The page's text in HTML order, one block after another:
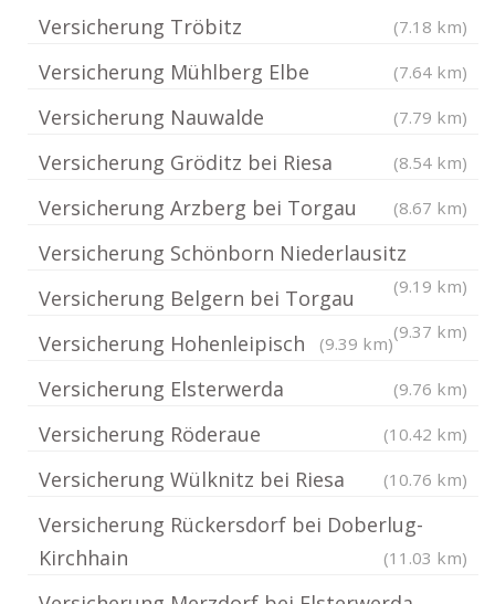
Versicherung Tröbitz (7.18 km)
Versicherung Mühlberg Elbe (7.64 km)
Versicherung Nauwalde (7.79 km)
Versicherung Gröditz bei Riesa (8.54 km)
Versicherung Arzberg bei Torgau (8.67 km)
Versicherung Schönborn Niederlausitz
(9.19 km)
Versicherung Belgern bei Torgau
(9.37 km)
Versicherung Hohenleipisch (9.39 km)
Versicherung Elsterwerda (9.76 km)
Versicherung Röderaue (10.42 km)
Versicherung Wülknitz bei Riesa (10.76 km)
Versicherung Rückersdorf bei Doberlug-
Kirchhain
(11.03 km)